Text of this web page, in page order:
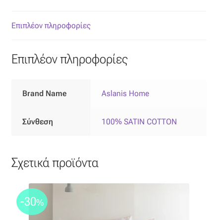
Ζακάρ
Καραβόπανο
Λονέτα
Μουσελίνα
Επιπλέον πληροφορίες
Επιπλέον πληροφορίες
Brand Name Aslanis Home
Σύνθεση 100% SATIN COTTON
Σχετικά προϊόντα
-30%